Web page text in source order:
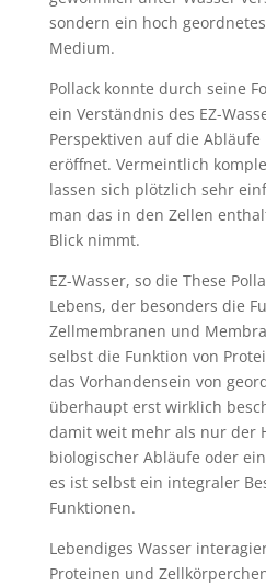
sondern ein hoch
Medium.
Pollack konnte durch seine
ein Verständnis des EZ-
Perspektiven auf die
eröffnet. Vermeintlich
lassen sich plötzlich sehr
man das in den Zellen
Blick nimmt.
EZ-Wasser, so die These
Lebens, der besonders die
Zellmembranen und
selbst die Funktion von
das Vorhandensein von
überhaupt erst wirklich
damit weit mehr als nur der
biologischer Abläufe oder
es ist selbst ein integraler
Funktionen.
Lebendiges Wasser
Proteinen und